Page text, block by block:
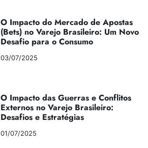
O Impacto do Mercado de Apostas
(Bets) no Varejo Brasileiro: Um Novo
Desafio para o Consumo
03/07/2025
O Impacto das Guerras e Conflitos
Externos no Varejo Brasileiro:
Desafios e Estratégias
01/07/2025